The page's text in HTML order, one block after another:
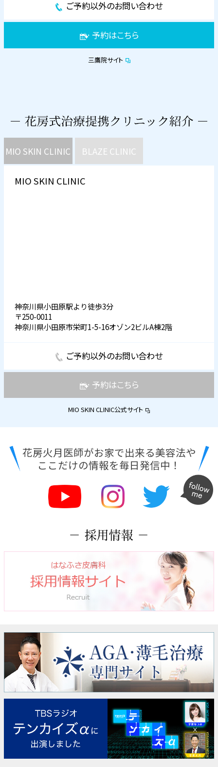
ご予約以外のお問い合わせ
予約はこちら
三鷹院サイト
MIO SKIN CLINIC BLAZE CLINIC
MIO SKIN CLINIC
神奈川県小田原駅より徒歩3分
〒250-0011
神奈川県小田原市栄町1-5-16オゾン2ビルA棟2階
ご予約以外のお問い合わせ
予約はこちら
MIO SKIN CLINIC公式サイト
花房火月医師がお家で出来る美容法や
ここだけの情報を毎日発信中！